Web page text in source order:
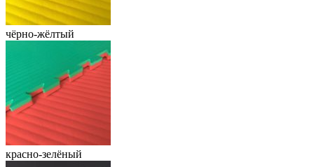
чёрно-жёлтый
красно-зелёный